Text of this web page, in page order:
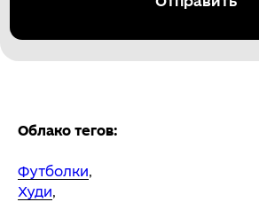
Облако тегов:
Футболки,
Худи,